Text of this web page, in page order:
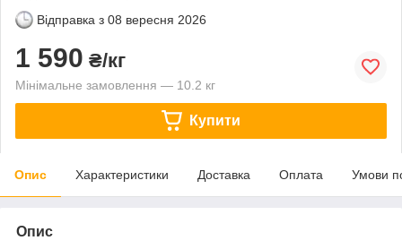
Відправка з 08 вересня 2026
1 590 ₴/кг
Мінімальне замовлення — 10.2 кг
Купити
Опис Характеристики Доставка Оплата Умови
Опис